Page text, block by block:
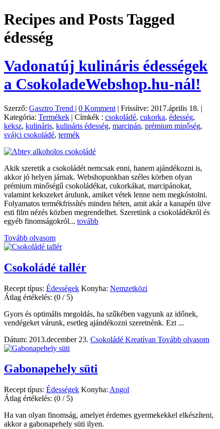
Recipes and Posts Tagged
édesség
Vadonatúj kulináris édességek
a CsokoladeWebshop.hu-nál!
Szerző: Gasztro Trend | 0 Komment | Frissítve: 2017.április 18. |
Kategória: Termékek | Címkék : csokoládé, cukorka, édesség,
keksz, kulináris, kulináris édesség, marcipán, prémium minőség,
svájci csokoládé, termék
Akik szeretik a csokoládét nemcsak enni, hanem ajándékozni is,
akkor jó helyen járnak. Webshopunkban széles körben olyan
prémium minőségű csokoládékat, cukorkákat, marcipánokat,
valamint kekszeket árulunk, amiket vétek lenne nem megkóstolni.
Folyamatos termékfrissítés minden héten, amit akár a kanapén ülve
esti film nézés közben megrendelhet. Szeretünk a csokoládékról és
egyéb finomságokról... tovább
Tovább olvasom
Csokoládé tallér
Recept típus: Édességek Konyha: Nemzetközi
Átlag értékelés: (0 / 5)
Gyors és optimális megoldás, ha szűkében vagyunk az időnek,
vendégeket várunk, esetleg ajándékozni szeretnénk. Ezt ...
Dátum: 2013.december 23. Csokoládé Kreatívan Tovább olvasom
Gabonapehely süti
Recept típus: Édességek Konyha: Angol
Átlag értékelés: (0 / 5)
Ha van olyan finomság, amelyet érdemes gyermekekkel elkészíteni,
akkor a gabonapehely süti ilyen.